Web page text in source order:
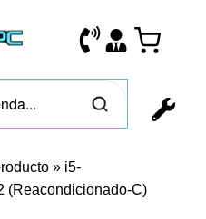
» i5-
(Reacondicionado-C)